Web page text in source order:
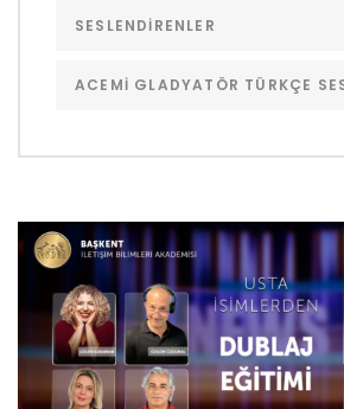
SESLENDIRENLER
ACEMI GLADYATÖR TÜRKÇE